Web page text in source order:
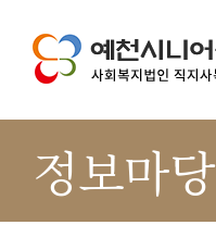
정보마당